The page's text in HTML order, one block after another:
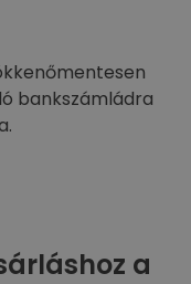
bankszámládra
a